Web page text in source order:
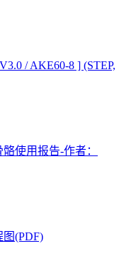
/ AKE60-8 ] (STEP,
使用报告-作者：
(PDF)